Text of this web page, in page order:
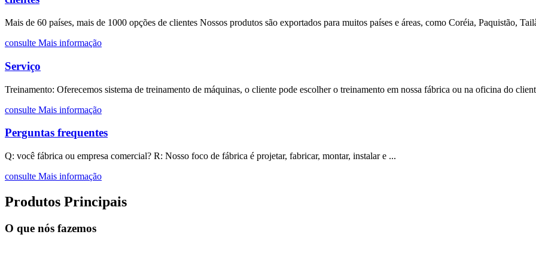
Mais de 60 países, mais de 1000 opções de clientes Nossos produtos são exportados para muitos países e áreas, como Coréia, Paquistão,
consulte Mais informação
Serviço
Treinamento: Oferecemos sistema de treinamento de máquinas, o cliente pode escolher o treinamento em nossa fábrica ou na oficina do
consulte Mais informação
Perguntas frequentes
Q: você fábrica ou empresa comercial? R: Nosso foco de fábrica é projetar, fabricar, montar, instalar e ...
consulte Mais informação
Produtos Principais
O que nós fazemos